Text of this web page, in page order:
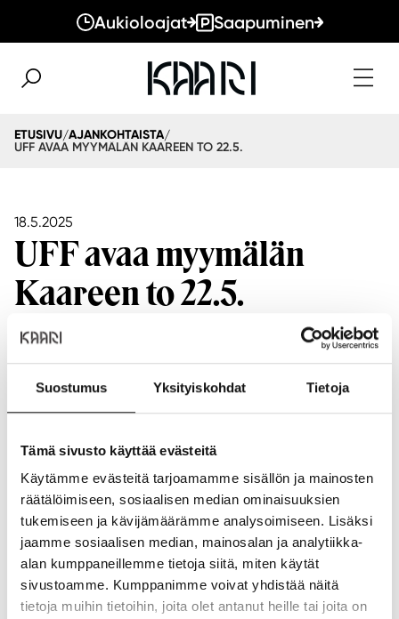
Suostumus Yksityiskohdat Tietoja
Tämä sivusto käyttää evästeitä
Käytämme evästeitä tarjoamamme sisällön ja mainosten
räätälöimiseen, sosiaalisen median ominaisuuksien
tukemiseen ja kävijämäärämme analysoimiseen. Lisäksi
jaamme sosiaalisen median, mainosalan ja analytiikka-
alan kumppaneillemme tietoja siitä, miten käytät
sivustoamme. Kumppanimme voivat yhdistää näitä
tietoja muihin tietoihin, joita olet antanut heille tai joita on
Aukioloajat Saapuminen
ETUSIVU/AJANKOHTAISTA/
UFF AVAA MYYMÄLÄN KAAREEN TO 22.5.
18.5.2025
UFF avaa myymälän
Kaareen to 22.5.
Kaaren valikoima täydentyy second hand -muodilla, kun
Kaaren UFF-myymälän vaihtuvasta valikoimasta voit
shoppailla modernia second hand -vaatetta koko
perheelle.UFF:n myymälä tarjoaa kuluttajalle kestävän ja
ekologisen vaihtoehdon sekä tuotteita yksilölliseen tyyliin.
Avajaistarjouksena koko valikoima to-su 22.-25.5. -20%.